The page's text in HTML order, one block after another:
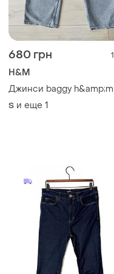
680 грн 1
H&M
Джинси baggy h&amp;m
S и еще 1